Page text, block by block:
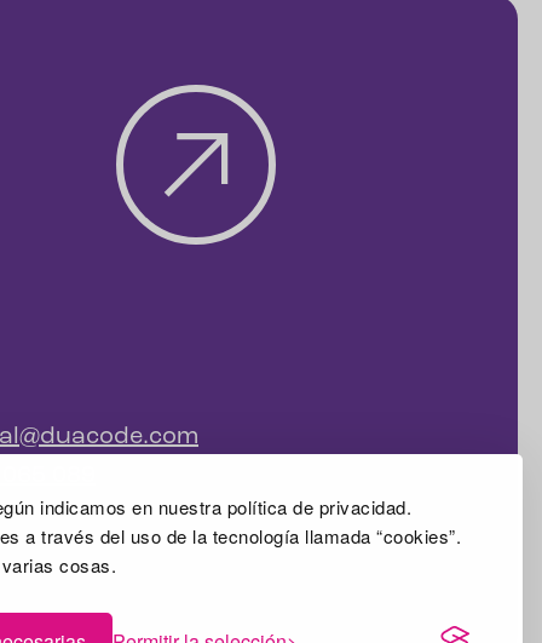
indicamos en nuestra política de privacidad.
a través del uso de la tecnología llamada “cookies”.
cosas.